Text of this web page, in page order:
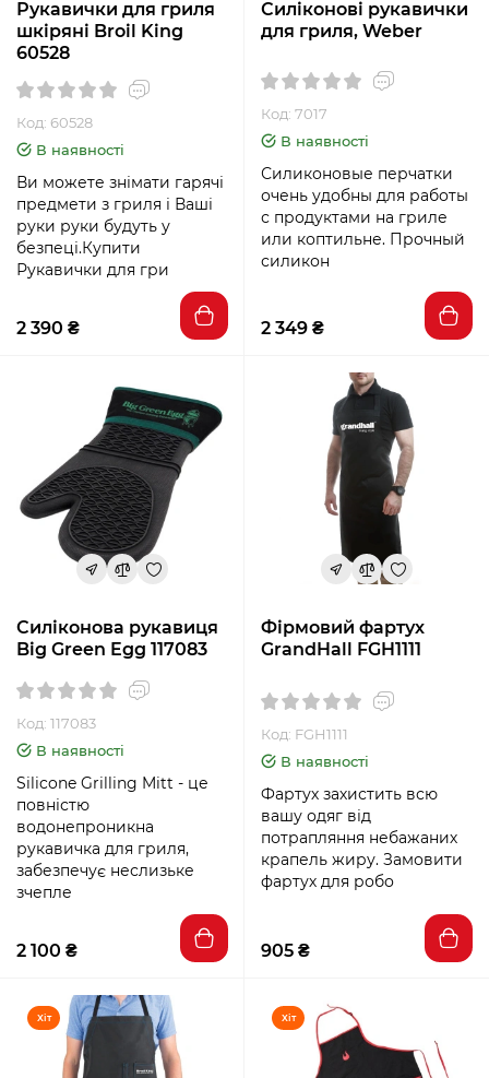
Рукавички для гриля
шкіряні Broil King
60528
Код: 60528
В наявності
Ви можете знімати гарячі
предмети з гриля і Ваші
руки руки будуть у
безпеці.Купити
Рукавички для гри
2 390 ₴
Силіконові рукавички
для гриля, Weber
Код: 7017
В наявності
Силиконовые перчатки
очень удобны для работы
с продуктами на гриле
или коптильне. Прочный
силикон
2 349 ₴
Силіконова рукавиця
Big Green Egg 117083
Код: 117083
В наявності
Silicone Grilling Mitt - це
повністю
водонепроникна
рукавичка для гриля,
забезпечує неслизьке
зчепле
2 100 ₴
Фірмовий фартух
GrandHall FGH1111
Код: FGH1111
В наявності
Фартух захистить всю
вашу одяг від
потрапляння небажаних
крапель жиру. Замовити
фартух для робо
905 ₴
Хіт Хіт